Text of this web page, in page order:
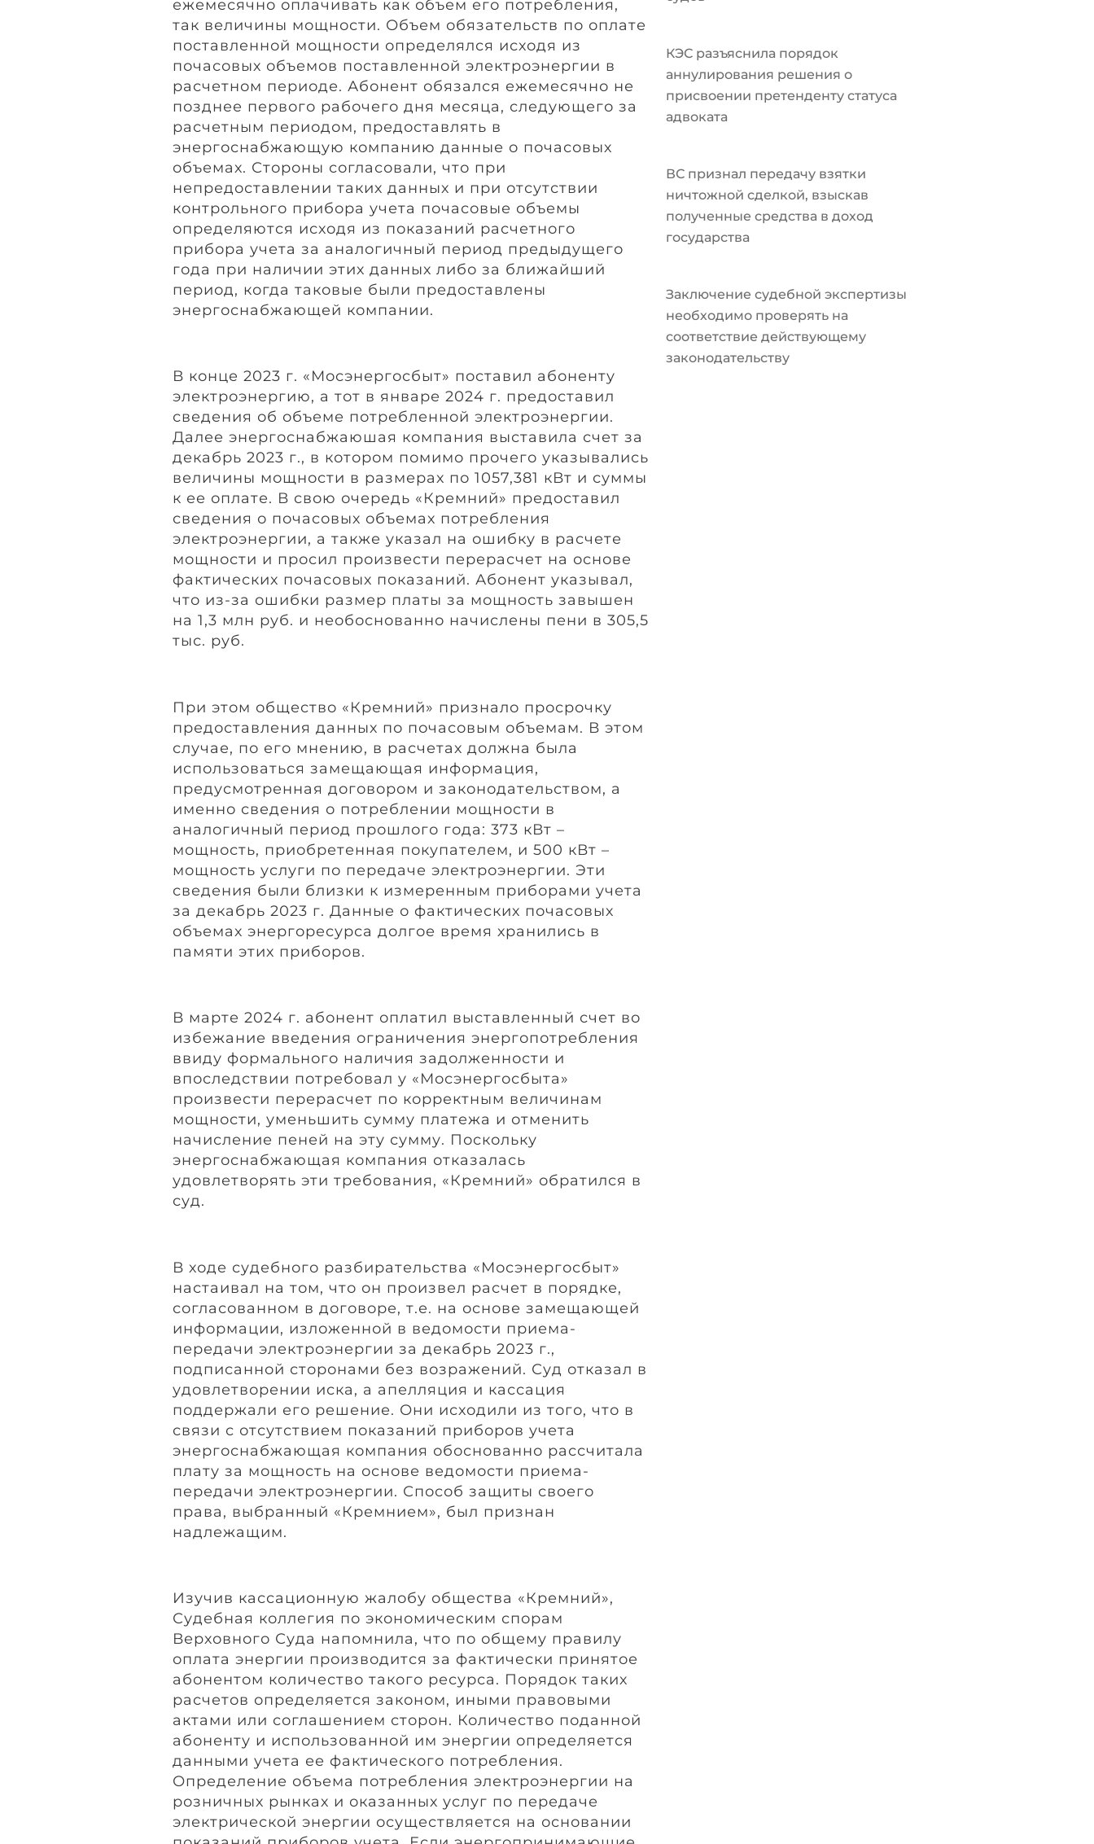
ежемесячно оплачивать как объем его потребления,
так величины мощности. Объем обязательств по оплате
поставленной мощности определялся исходя из
почасовых объемов поставленной электроэнергии в
расчетном периоде. Абонент обязался ежемесячно не
позднее первого рабочего дня месяца, следующего за
расчетным периодом, предоставлять в
энергоснабжающую компанию данные о почасовых
объемах. Стороны согласовали, что при
непредоставлении таких данных и при отсутствии
контрольного прибора учета почасовые объемы
определяются исходя из показаний расчетного
прибора учета за аналогичный период предыдущего
года при наличии этих данных либо за ближайший
период, когда таковые были предоставлены
энергоснабжающей компании.
В конце 2023 г. «Мосэнергосбыт» поставил абоненту
электроэнергию, а тот в январе 2024 г. предоставил
сведения об объеме потребленной электроэнергии.
Далее энергоснабжаюшая компания выставила счет за
декабрь 2023 г., в котором помимо прочего указывались
величины мощности в размерах по 1057,381 кВт и суммы
к ее оплате. В свою очередь «Кремний» предоставил
сведения о почасовых объемах потребления
электроэнергии, а также указал на ошибку в расчете
мощности и просил произвести перерасчет на основе
фактических почасовых показаний. Абонент указывал,
что из-за ошибки размер платы за мощность завышен
на 1,3 млн руб. и необоснованно начислены пени в 305,5
тыс. руб.
При этом общество «Кремний» признало просрочку
предоставления данных по почасовым объемам. В этом
случае, по его мнению, в расчетах должна была
использоваться замещающая информация,
предусмотренная договором и законодательством, а
именно сведения о потреблении мощности в
аналогичный период прошлого года: 373 кВт –
мощность, приобретенная покупателем, и 500 кВт –
мощность услуги по передаче электроэнергии. Эти
сведения были близки к измеренным приборами учета
за декабрь 2023 г. Данные о фактических почасовых
объемах энергоресурса долгое время хранились в
памяти этих приборов.
В марте 2024 г. абонент оплатил выставленный счет во
избежание введения ограничения энергопотребления
ввиду формального наличия задолженности и
впоследствии потребовал у «Мосэнергосбыта»
произвести перерасчет по корректным величинам
мощности, уменьшить сумму платежа и отменить
начисление пеней на эту сумму. Поскольку
энергоснабжающая компания отказалась
удовлетворять эти требования, «Кремний» обратился в
суд.
В ходе судебного разбирательства «Мосэнергосбыт»
настаивал на том, что он произвел расчет в порядке,
согласованном в договоре, т.е. на основе замещающей
информации, изложенной в ведомости приема-
передачи электроэнергии за декабрь 2023 г.,
подписанной сторонами без возражений. Суд отказал в
удовлетворении иска, а апелляция и кассация
поддержали его решение. Они исходили из того, что в
связи с отсутствием показаний приборов учета
энергоснабжающая компания обоснованно рассчитала
плату за мощность на основе ведомости приема-
передачи электроэнергии. Способ защиты своего
права, выбранный «Кремнием», был признан
надлежащим.
Изучив кассационную жалобу общества «Кремний»,
Судебная коллегия по экономическим спорам
Верховного Суда напомнила, что по общему правилу
оплата энергии производится за фактически принятое
абонентом количество такого ресурса. Порядок таких
расчетов определяется законом, иными правовыми
актами или соглашением сторон. Количество поданной
абоненту и использованной им энергии определяется
данными учета ее фактического потребления.
Определение объема потребления электроэнергии на
розничных рынках и оказанных услуг по передаче
электрической энергии осуществляется на основании
КЭС разъяснила порядок
аннулирования решения о
присвоении претенденту статуса
адвоката
ВС признал передачу взятки
ничтожной сделкой, взыскав
полученные средства в доход
государства
Заключение судебной экспертизы
необходимо проверять на
соответствие действующему
законодательству